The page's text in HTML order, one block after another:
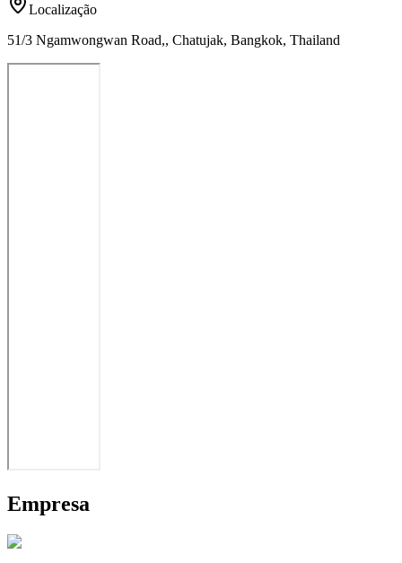
Localização
51/3 Ngamwongwan Road,, Chatujak, Bangkok, Thailand
Empresa